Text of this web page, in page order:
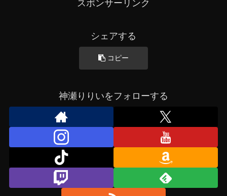
スポンサーリンク
シェアする
コピー
神瀬りりいをフォローする